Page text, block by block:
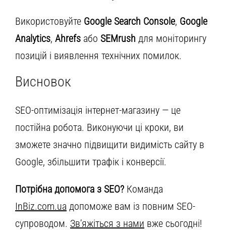
Використовуйте Google Search Console, Google
Analytics, Ahrefs або SEMrush для моніторингу
позицій і виявлення технічних помилок.
Висновок
SEO-оптимізація інтернет-магазину — це
постійна робота. Виконуючи ці кроки, ви
зможете значно підвищити видимість сайту в
Google, збільшити трафік і конверсії.
Потрібна допомога з SEO? Команда
InBiz.com.ua допоможе вам із повним SEO-
супроводом. Зв’яжіться з нами вже сьогодні!